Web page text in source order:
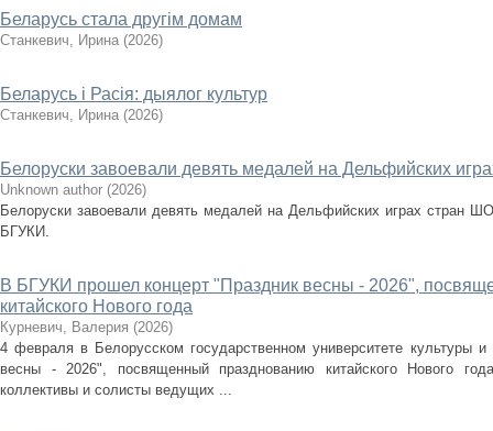
Беларусь стала другім домам
Станкевич, Ирина (2026)
Беларусь і Расія: дыялог культур
Станкевич, Ирина (2026)
Белоруски завоевали девять медалей на Дельфийских
Unknown author (2026)
Белоруски завоевали девять медалей на Дельфийских играх стран
БГУКИ.
В БГУКИ прошел концерт "Праздник весны - 2026",
китайского Нового года
Курневич, Валерия (2026)
4 февраля в Белорусском государственном университете культуры
весны - 2026", посвященный празднованию китайского Нового
коллективы и солисты ведущих ...